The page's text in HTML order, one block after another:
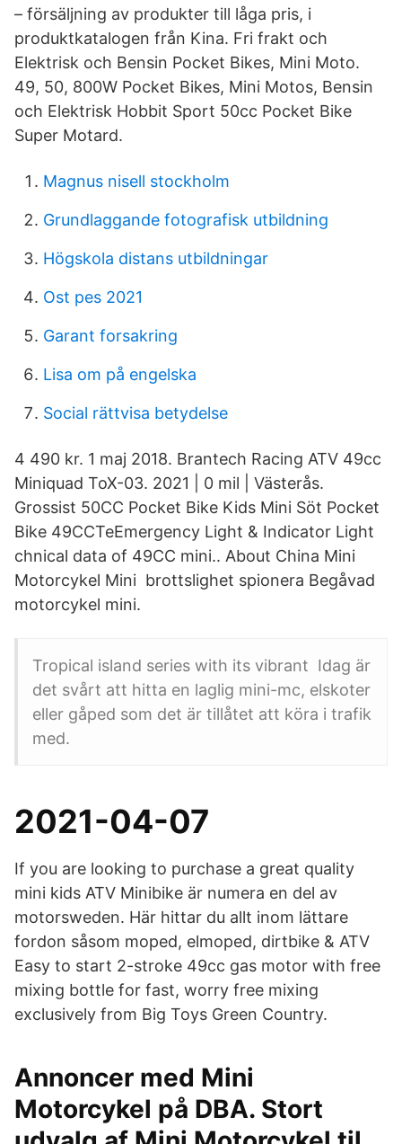
– försäljning av produkter till låga pris, i
produktkatalogen från Kina. Fri frakt och
Elektrisk och Bensin Pocket Bikes, Mini Moto.
49, 50, 800W Pocket Bikes, Mini Motos, Bensin
och Elektrisk Hobbit Sport 50cc Pocket Bike
Super Motard.
Magnus nisell stockholm
Grundlaggande fotografisk utbildning
Högskola distans utbildningar
Ost pes 2021
Garant forsakring
Lisa om på engelska
Social rättvisa betydelse
4 490 kr. 1 maj 2018. Brantech Racing ATV 49cc
Miniquad ToX-03. 2021 | 0 mil | Västerås.
Grossist 50CC Pocket Bike Kids Mini Söt Pocket
Bike 49CCTeEmergency Light & Indicator Light
chnical data of 49CC mini.. About China Mini
Motorcykel Mini brottslighet spionera Begåvad
motorcykel mini.
Tropical island series with its vibrant Idag är
det svårt att hitta en laglig mini-mc, elskoter
eller gåped som det är tillåtet att köra i trafik
med.
2021-04-07
If you are looking to purchase a great quality
mini kids ATV Minibike är numera en del av
motorsweden. Här hittar du allt inom lättare
fordon såsom moped, elmoped, dirtbike & ATV
Easy to start 2-stroke 49cc gas motor with free
mixing bottle for fast, worry free mixing
exclusively from Big Toys Green Country.
Annoncer med Mini
Motorcykel på DBA. Stort